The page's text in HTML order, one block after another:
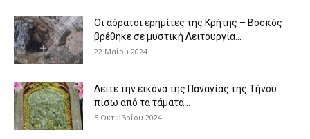
Οι αόρατοι ερημίτες της Κρήτης – Βοσκός
βρέθηκε σε μυστική Λειτουργία...
22 Μαΐου 2024
Δείτε την εικόνα της Παναγίας της Τήνου
πίσω από τα τάματα...
5 Οκτωβρίου 2024